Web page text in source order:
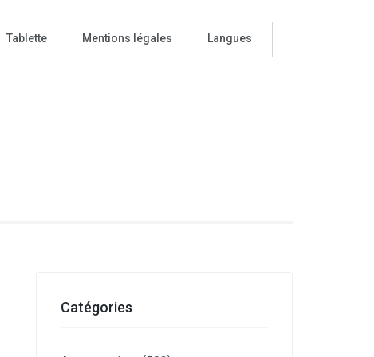
Tablette Mentions légales Langues
Catégories